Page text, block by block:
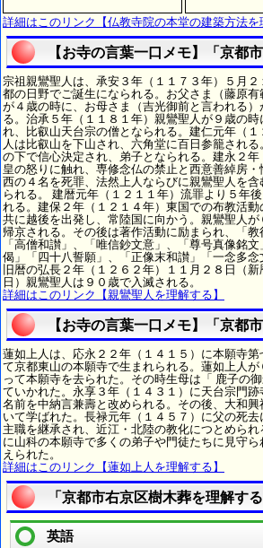
詳細はこのリンク【仏教寺院の本堂の建築方法を
【お寺の言葉一口メモ】「京都
宗祖親鸞聖人は、承安３年（１１７３年）５月
都の日野でご誕生になられる。お父さま（藤原
が４歳の時に、お母さま（吉光御前と言われる
る。治承５年（１１８１年）親鸞聖人が９歳の
れ、比叡山天台宗の僧となられる。建仁元年（
人は比叡山を下山され、六角堂に百日参籠され
の下で信心決定され、弟子となられる。建永２
皇の怒りに触れ、専修念仏の禁止と西意善綽房
西の４名を死罪、法然上人ならびに親鸞聖人を
られる。 建暦元年（１２１１年）流罪より５年
れる。建保２年（１２１４年）東国での布教活動
共に越後を出発し、常陸国に向かう。親鸞聖人
帰京される。その後は著作活動に励まられ、「教
「高僧和讃」、「唯信鈔文意」、「尊号真像銘
偈」「四十八誓願」、「正像末和讃」「一念多念
旧暦の弘長２年（１２６２年）１１月２８日（
日）親鸞聖人は９０歳で入滅される。
詳細はこのリンク【親鸞聖人を理解する】
【お寺の言葉一口メモ】「京都
蓮如上人は、応永２２年（１４１５）に本願寺
て京都東山の本願寺で生まれられる。蓮如上人
って本願寺を去られた。その時生母は「 鹿子の
ていかれた。永享３年（１４３１）に天台宗門跡
名前を中納言兼壽と改められる。その後、大和
いて学ばれた。長禄元年（１４５７）に父の死
主職を継承され、近江・北陸の教化につとめられ
に山科の本願寺で多くの弟子や門徒たちに見守
えられた。
詳細はこのリンク【蓮如上人を理解する】
「京都市右京区樹木葬を理解す
英語